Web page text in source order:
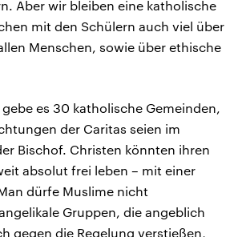
Aber wir bleiben eine katholische
mit den Schülern auch viel über
Menschen, sowie über ethische
es 30 katholische Gemeinden,
der Caritas seien im
Bischof. Christen könnten ihren
absolut frei leben – mit einer
dürfe Muslime nicht
Gruppen, die angeblich
gegen die Regelung verstießen,